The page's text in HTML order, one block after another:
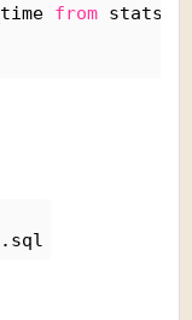
from